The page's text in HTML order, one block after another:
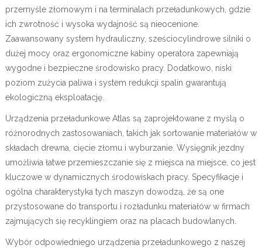
przemyśle złomowym i na terminalach przeładunkowych, gdzie
ich zwrotność i wysoka wydajność są nieocenione.
Zaawansowany system hydrauliczny, sześciocylindrowe silniki o
dużej mocy oraz ergonomiczne kabiny operatora zapewniają
wygodne i bezpieczne środowisko pracy. Dodatkowo, niski
poziom zużycia paliwa i system redukcji spalin gwarantują
ekologiczną eksploatację.
Urządzenia przeładunkowe Atlas są zaprojektowane z myślą o
różnorodnych zastosowaniach, takich jak sortowanie materiałów w
składach drewna, cięcie złomu i wyburzanie. Wysięgnik jezdny
umożliwia łatwe przemieszczanie się z miejsca na miejsce, co jest
kluczowe w dynamicznych środowiskach pracy. Specyfikacje i
ogólna charakterystyka tych maszyn dowodzą, że są one
przystosowane do transportu i rozładunku materiałów w firmach
zajmujących się recyklingiem oraz na placach budowlanych.
Wybór odpowiedniego urządzenia przeładunkowego z naszej